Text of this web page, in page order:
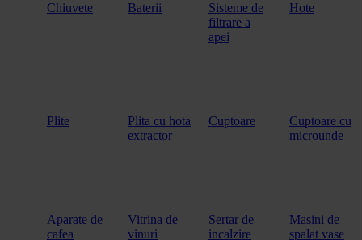
Chiuvete
Baterii
Sisteme de
filtrare a
apei
Hote
Plite
Plita cu hota
extractor
Cuptoare
Cuptoare cu
microunde
Aparate de
cafea
Vitrina de
vinuri
Sertar de
incalzire
Masini de
spalat vase